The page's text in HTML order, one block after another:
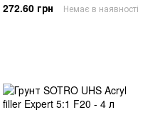
272.60 грн Немає в наявності